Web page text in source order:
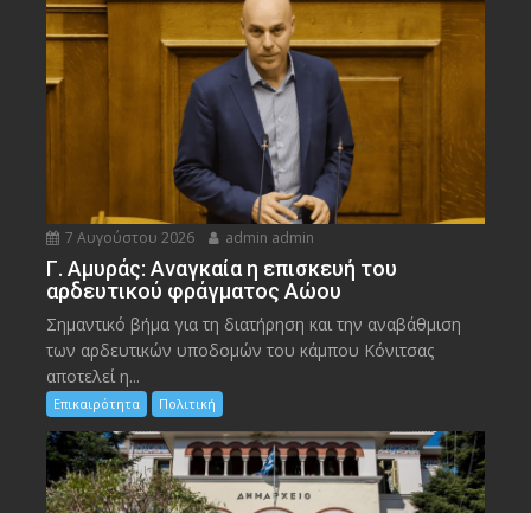
7 Αυγούστου 2026 admin admin
Γ. Αμυράς: Αναγκαία η επισκευή του
αρδευτικού φράγματος Αώου
Σημαντικό βήμα για τη διατήρηση και την αναβάθμιση
των αρδευτικών υποδομών του κάμπου Κόνιτσας
αποτελεί η...
Επικαιρότητα Πολιτική